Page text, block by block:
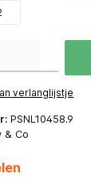
verlanglijstje
PSNL10458.9
& Co